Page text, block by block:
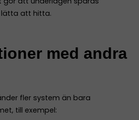
att hitta.
med andra
fler system än bara
till exempel: